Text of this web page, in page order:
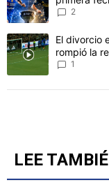
CONVERSACIONES ACTIVAS
Este listado muestra
Un artículo deSigue EN
primera
Un artículo de
El